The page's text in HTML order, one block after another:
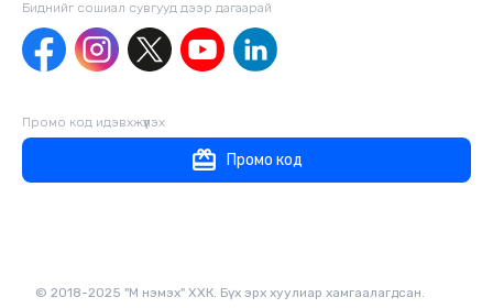
Биднийг сошиал сувгууд дээр дагаaрай
Промо код идэвхжүүлэх
Промо код
© 2018-2025 "М нэмэх" ХХК. Бүх эрх хуулиар хамгаалагдсан.